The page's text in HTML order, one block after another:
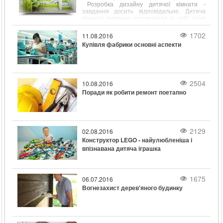
дозволяють з легкістю виконувати
різноманітні завдання.
Розробка дизайну дитячої кімнати -
завдання досить відповідальне. Дитяча
кімната повинна поєднувати в собі зони
для відпочинку, занять та ігор і при цьому
бути безпечною для свого господаря і
досить просторою.
11.08.2016 1702
Купівля фабрики основні аспекти
10.08.2016 2504
Поради як робити ремонт поетапно
02.08.2016 2129
Конструктор LEGO - найулюбленіша і
впізнавана дитяча іграшка
06.07.2016 1675
Вогнезахист дерев'яного будинку